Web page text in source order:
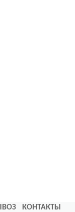
КОНТАКТЫ